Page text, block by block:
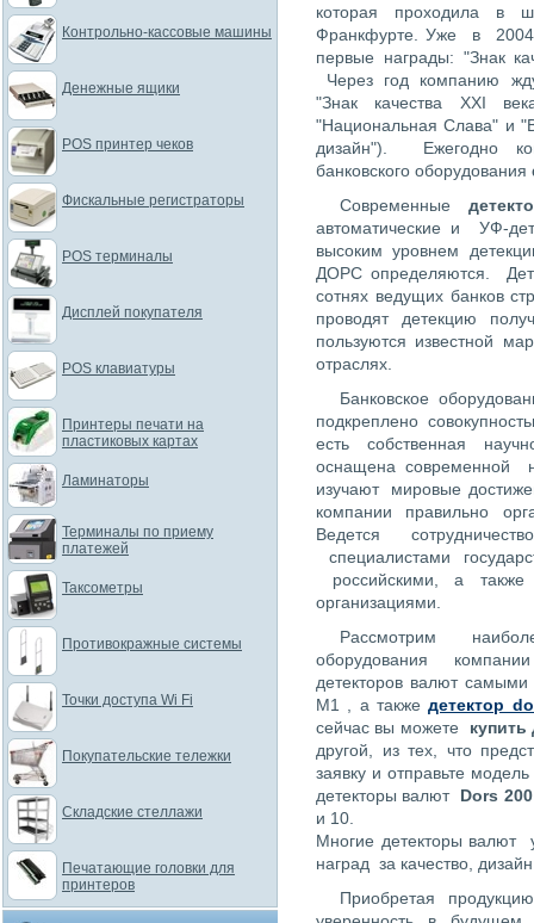
которая проходила в
Франкфурте. Уже в
первые награды: "Знак
Через год компанию
"Знак качества XXI
"Национальная Слава" и
дизайн"). Ежегодно
банковского оборудования
Современные
автоматические и УФ-
высоким уровнем
ДОРС определяются.
сотнях ведущих банков
проводят детекцию
пользуются известной
отраслях.
Банковское
подкреплено
есть собственная
оснащена современной
изучают мировые
компании правильно
Ведется
специалистами
российскими, а
организациями.
Рассмотрим
оборудования
детекторов валют
М1 , а такжедетектор
сейчас вы можете
другой, из тех, что
заявку и отправьте
детекторы валют Dors
и 10.
Многие детекторы валют
наград за качество,
Приобретая
Контрольно-кассовые машины
Денежные ящики
POS принтер чеков
Фискальные регистраторы
POS терминалы
Дисплей покупателя
POS клавиатуры
Принтеры печати на
пластиковых картах
Ламинаторы
Терминалы по приему
платежей
Таксометры
Противокражные системы
Точки доступа Wi Fi
Покупательские тележки
Складские стеллажи
Печатающие головки для
принтеров